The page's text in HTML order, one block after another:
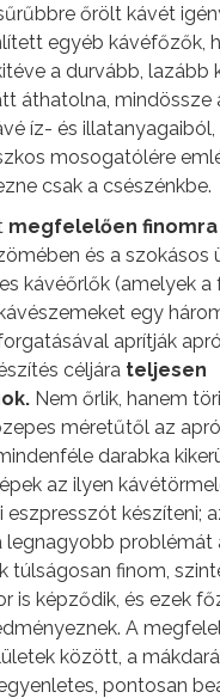
őrölt kávét
egyéb kávéfőzők,
a durvább, lazább
áthatolna, mindössze
íz- és
mosogatólére
csak a csészénkbe.
megfelelően finomra
és a szokásos
kávéőrlők (amelyek a
egy
aprítják
céljára teljesen
Nem őrlik, hanem
méretűtől az
darabka
az ilyen
eszpresszót készíteni;
legnagyobb problémát
túlságosan finom,
is képződik, és ezek
A
között, a
pontosan